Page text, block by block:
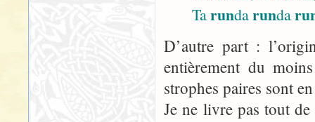
Tarundarunda
D’autre part :
entièrement du
strophes paires sont
Je ne livre pas tout